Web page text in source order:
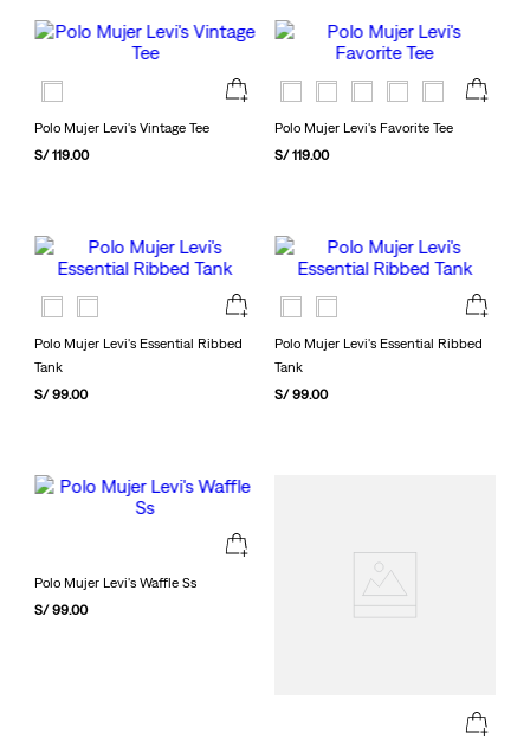
Polo Mujer Levi's Vintage Tee
S/ 119.00
Polo Mujer Levi's Favorite Tee
S/ 119.00
Polo Mujer Levi's Essential Ribbed
Tank
S/ 99.00
Polo Mujer Levi's Essential Ribbed
Tank
S/ 99.00
Polo Mujer Levi's Waffle Ss
S/ 99.00